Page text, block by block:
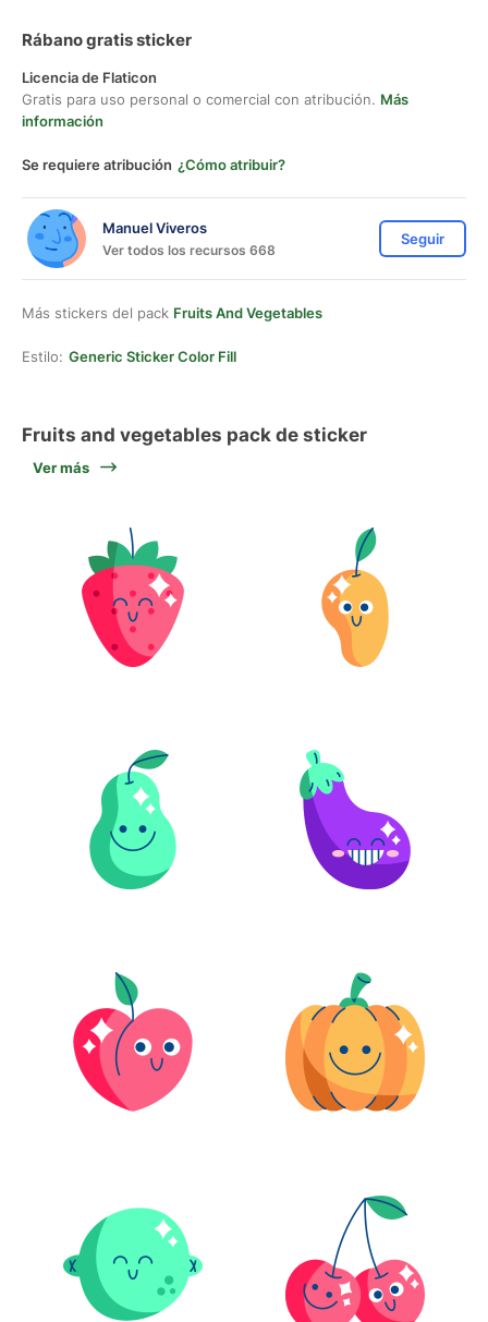
Rábano gratis sticker
Licencia de Flaticon
Gratis para uso personal o comercial con atribución. Más
información
Se requiere atribución ¿Cómo atribuir?
Manuel Viveros
Ver todos los recursos 668
Seguir
Más stickers del pack Fruits And Vegetables
Estilo: Generic Sticker Color Fill
Fruits and vegetables pack de sticker
Ver más